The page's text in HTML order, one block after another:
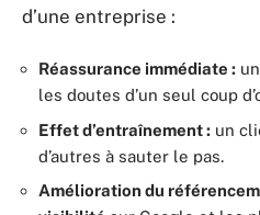
d’une entreprise :
Réassurance immédiate :
les doutes d’un seul coup
Effet d’entraînement : un
d’autres à sauter le pas.
Amélioration du